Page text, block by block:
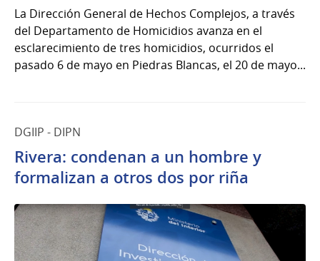
La Dirección General de Hechos Complejos, a través
del Departamento de Homicidios avanza en el
esclarecimiento de tres homicidios, ocurridos el
pasado 6 de mayo en Piedras Blancas, el 20 de mayo...
DGIIP - DIPN
Rivera: condenan a un hombre y
formalizan a otros dos por riña